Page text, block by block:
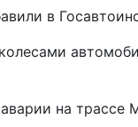
в
на трассе